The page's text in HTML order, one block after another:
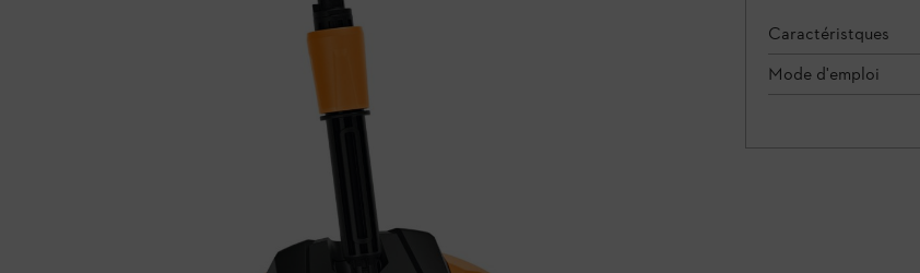
Caractéristques
Mode d'emploi